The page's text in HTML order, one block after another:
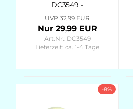
DC3549 -
Traumfänger
Bär
Schmusetuch
Blüte 26cm
UVP 32,99 EUR
Nur 29,99 EUR
Art.Nr.: DC3549
Lieferzeit:ca. 1-4 Tage
-8%